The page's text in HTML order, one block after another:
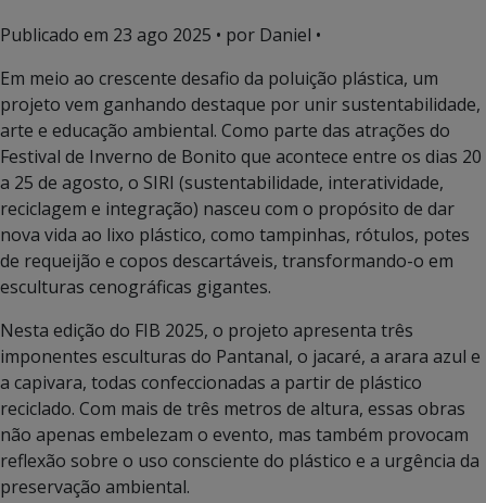
Publicado em 23 ago 2025 • por Daniel •
Em meio ao crescente desafio da poluição plástica, um
projeto vem ganhando destaque por unir sustentabilidade,
arte e educação ambiental. Como parte das atrações do
Festival de Inverno de Bonito que acontece entre os dias 20
a 25 de agosto, o SIRI (sustentabilidade, interatividade,
reciclagem e integração) nasceu com o propósito de dar
nova vida ao lixo plástico, como tampinhas, rótulos, potes
de requeijão e copos descartáveis, transformando-o em
esculturas cenográficas gigantes.
Nesta edição do FIB 2025, o projeto apresenta três
imponentes esculturas do Pantanal, o jacaré, a arara azul e
a capivara, todas confeccionadas a partir de plástico
reciclado. Com mais de três metros de altura, essas obras
não apenas embelezam o evento, mas também provocam
reflexão sobre o uso consciente do plástico e a urgência da
preservação ambiental.